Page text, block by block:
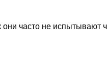
часто не испытывают